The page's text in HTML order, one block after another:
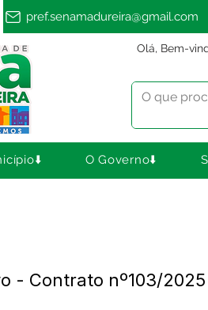
pref.senamadureira@gmail.com
Olá, Bem-
O Governo⬇️
- Contrato nº103/